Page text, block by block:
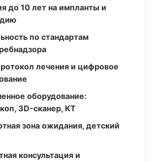
до 10 лет на импланты и
по стандартам
лечения и цифровое
оборудование:
3D-сканер, КТ
зона ожидания, детский
консультация и